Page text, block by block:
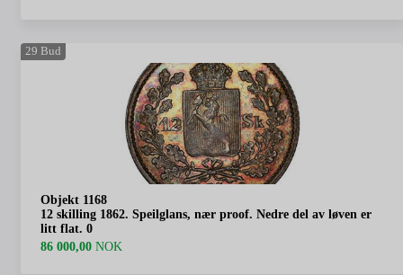
29 Bud
Objekt 1168
12 skilling 1862. Speilglans, nær proof. Nedre del av løven er
litt flat. 0
86 000,00 NOK